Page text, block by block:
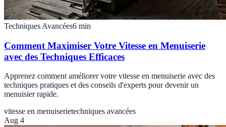
Techniques Avancées6 min
Comment Maximiser Votre Vitesse en Menuiserie
avec des Techniques Efficaces
Apprenez comment améliorer votre vitesse en menuiserie avec des
techniques pratiques et des conseils d'experts pour devenir un
menuisier rapide.
vitesse en menuiserietechniques avancées
Aug 4